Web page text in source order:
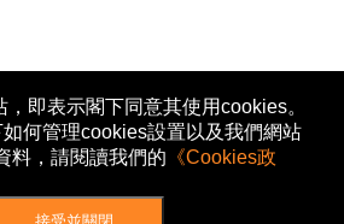
即表示閣下同意其使用cookies。
何管理cookies設置以及我們網站
料，請閱讀我們的 《Cookies政